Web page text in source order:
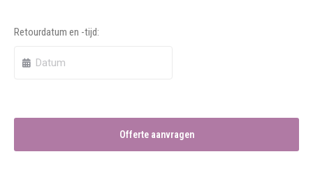
Retourdatum en -tijd:
Offerte aanvragen